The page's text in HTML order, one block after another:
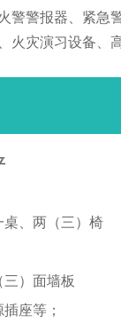
警报器、紧
火灾演习设备、
桌、两（三）椅
三）面墙板
座等；